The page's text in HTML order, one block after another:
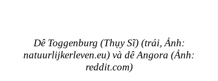
Dê Toggenburg (Thụy Sĩ) (trái, Ảnh:
natuurlijkerleven.eu) và dê Angora (Ảnh:
reddit.com)